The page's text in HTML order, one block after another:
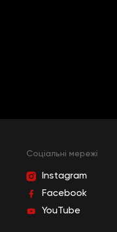
Cоціальні мережі
Instagram
Facebook
YouTube